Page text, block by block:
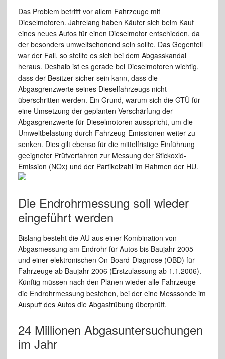
Das Problem betrifft vor allem Fahrzeuge mit
Dieselmotoren. Jahrelang haben Käufer sich beim Kauf
eines neues Autos für einen Dieselmotor entschieden, da
der besonders umweltschonend sein sollte. Das Gegenteil
war der Fall, so stellte es sich bei dem Abgasskandal
heraus. Deshalb ist es gerade bei Dieselmotoren wichtig,
dass der Besitzer sicher sein kann, dass die
Abgasgrenzwerte seines Dieselfahrzeugs nicht
überschritten werden. Ein Grund, warum sich die GTÜ für
eine Umsetzung der geplanten Verschärfung der
Abgasgrenzwerte für Dieselmotoren ausspricht, um die
Umweltbelastung durch Fahrzeug-Emissionen weiter zu
senken. Dies gilt ebenso für die mittelfristige Einführung
geeigneter Prüfverfahren zur Messung der Stickoxid-
Emission (NOx) und der Partikelzahl im Rahmen der HU.
Die Endrohrmessung soll wieder
eingeführt werden
Bislang besteht die AU aus einer Kombination von
Abgasmessung am Endrohr für Autos bis Baujahr 2005
und einer elektronischen On-Board-Diagnose (OBD) für
Fahrzeuge ab Baujahr 2006 (Erstzulassung ab 1.1.2006).
Künftig müssen nach den Plänen wieder alle Fahrzeuge
die Endrohrmessung bestehen, bei der eine Messsonde im
Auspuff des Autos die Abgastrübung überprüft.
24 Millionen Abgasuntersuchungen
im Jahr